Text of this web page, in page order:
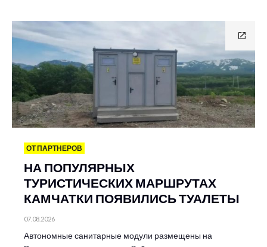
ОТ ПАРТНЕРОВ
НА ПОПУЛЯРНЫХ
ТУРИСТИЧЕСКИХ МАРШРУТАХ
КАМЧАТКИ ПОЯВИЛИСЬ ТУАЛЕТЫ
07.08.2026
Автономные санитарные модули размещены на